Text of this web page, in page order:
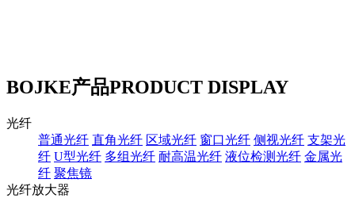
BOJKE产品PRODUCT DISPLAY
光纤
普通光纤 直角光纤 区域光纤 窗口光纤 侧视光纤 支架光
纤 U型光纤 多组光纤 耐高温光纤 液位检测光纤 金属光
纤 聚焦镜
光纤放大器